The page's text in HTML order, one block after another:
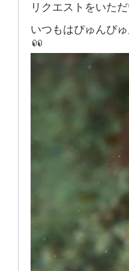
リクエストをいた
いつもはぴゅんぴ